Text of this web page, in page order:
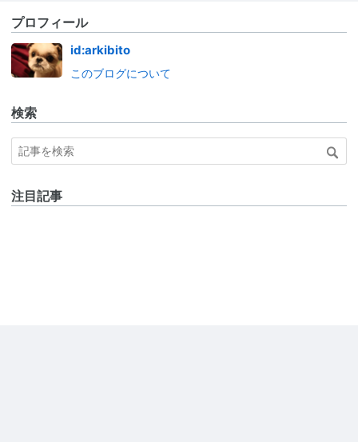
プロフィール
id:arkibito
このブログについて
検索
注目記事